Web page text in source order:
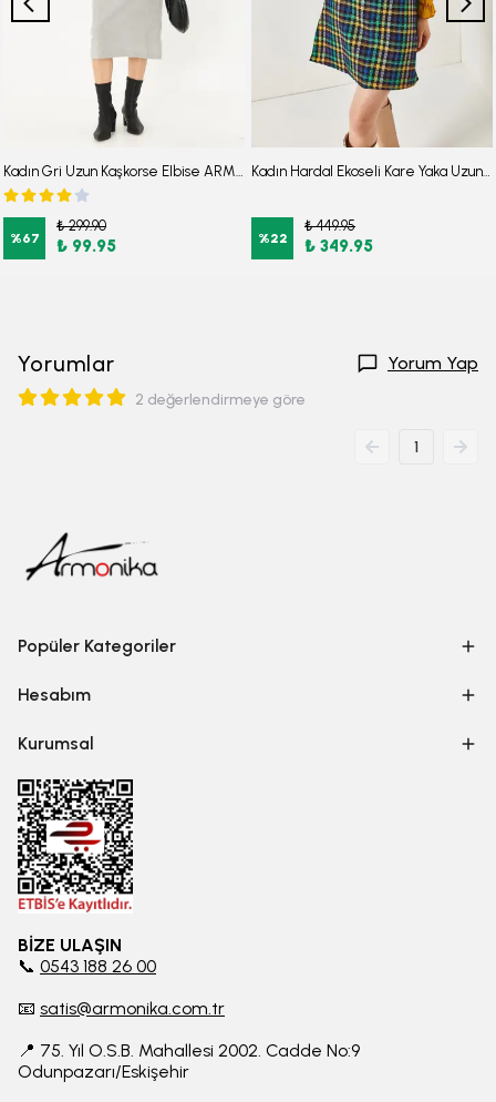
Kadın Gri Uzun Kaşkorse Elbise ARM-24K001028
%67
₺ 299.90
₺ 99.95
Kadın Hardal Ekoseli Kare Yaka Uzun Kol Elbise ARM-22Y001182
%22
₺ 449.95
₺ 349.95
Yorumlar Yorum Yap
2 değerlendirmeye göre
1
Popüler Kategoriler
Hesabım
Kurumsal
BİZE ULAŞIN
📞 0543 188 26 00
📧 satis@armonika.com.tr
📍 75. Yıl O.S.B. Mahallesi 2002. Cadde No:9
Odunpazarı/Eskişehir